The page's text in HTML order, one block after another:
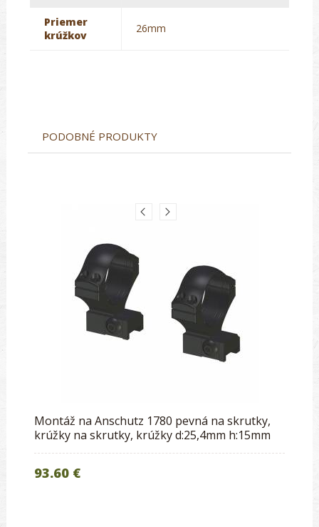
Priemer
krúžkov
26mm
PODOBNÉ PRODUKTY
Montáž na Anschutz 1780 pevná na skrutky,
krúžky na skrutky, krúžky d:25,4mm h:15mm
93.60 €